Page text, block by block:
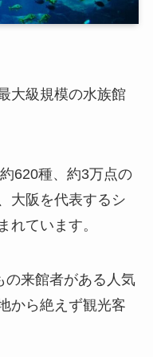
大級規模の水族館
620種、約3万点の
大阪を代表するシ
れています。
の来館者がある人気
から絶えず観光客